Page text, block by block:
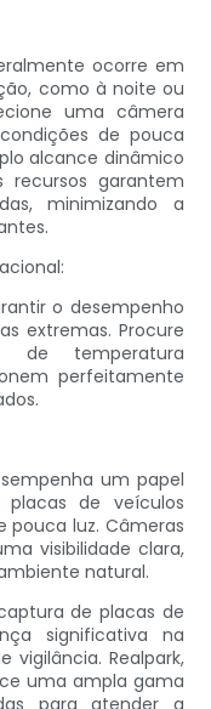
ocorre em
como à noite ou
uma câmera
de pouca
alcance dinâmico
recursos garantem
minimizando a
o desempenho
extremas. Procure
de temperatura
perfeitamente
um papel
de veículos
luz. Câmeras
visibilidade clara,
natural.
de placas de
significativa na
vigilância. Realpark,
uma ampla gama